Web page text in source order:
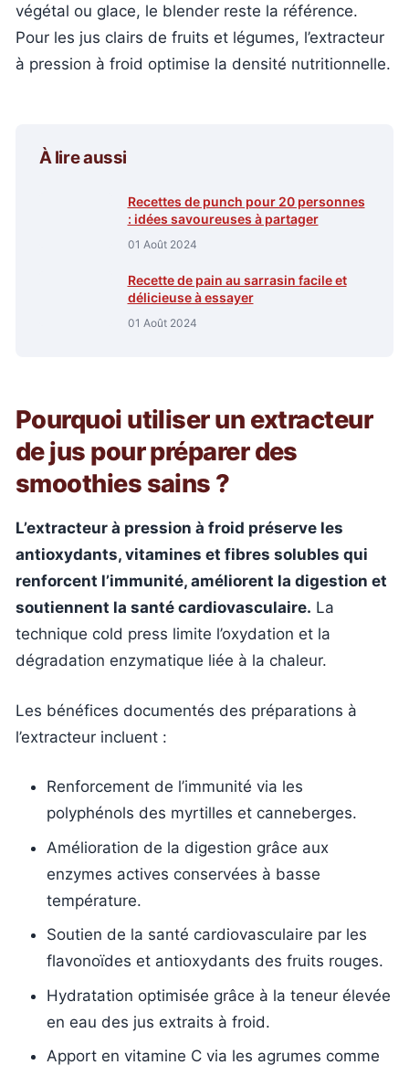
végétal ou glace, le blender reste la référence.
Pour les jus clairs de fruits et légumes, l’extracteur
à pression à froid optimise la densité nutritionnelle.
À lire aussi
Recettes de punch pour 20 personnes
: idées savoureuses à partager
01 Août 2024
Recette de pain au sarrasin facile et
délicieuse à essayer
01 Août 2024
Pourquoi utiliser un extracteur
de jus pour préparer des
smoothies sains ?
L’extracteur à pression à froid préserve les
antioxydants, vitamines et fibres solubles qui
renforcent l’immunité, améliorent la digestion et
soutiennent la santé cardiovasculaire. La
technique cold press limite l’oxydation et la
dégradation enzymatique liée à la chaleur.
Les bénéfices documentés des préparations à
l’extracteur incluent :
Renforcement de l’immunité via les
polyphénols des myrtilles et canneberges.
Amélioration de la digestion grâce aux
enzymes actives conservées à basse
température.
Soutien de la santé cardiovasculaire par les
flavonoïdes et antioxydants des fruits rouges.
Hydratation optimisée grâce à la teneur élevée
en eau des jus extraits à froid.
Apport en vitamine C via les agrumes comme